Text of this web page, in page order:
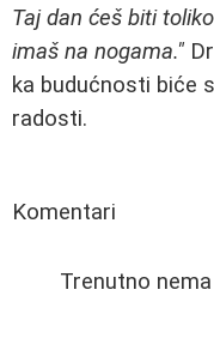
Taj dan ćeš biti
imaš na nogama."
ka budućnosti biće
radosti.
Komentari
Trenutno